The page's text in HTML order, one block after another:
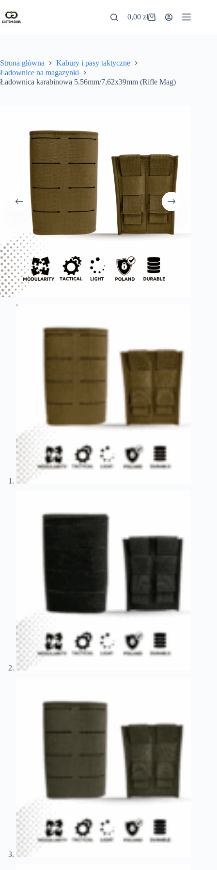
0,00zł
Strona główna
Kabury i pasy taktyczne
Ładownice na magazynki
Ładownica karabinowa 5.56mm/7,62x39mm (Rifle Mag)